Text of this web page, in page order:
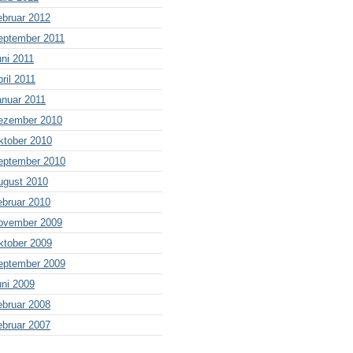
2012
2011
2011
2011
2011
2010
2010
2010
2010
2010
2009
2009
2009
2009
2008
2007